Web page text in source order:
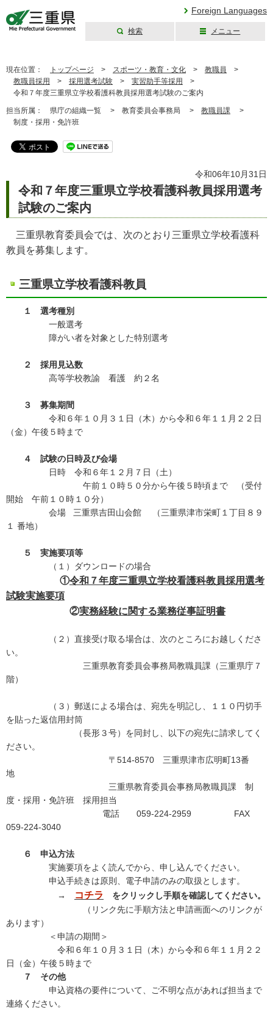
Foreign Languages
検索 メニュー
現在位置： トップページ > スポーツ・教育・文化 > 教職員 >
教職員採用
> 採用選考試験 > 実習助手等採用
>
令和７年度三重県立学校看護科教員採用選考試験のご案内
担当所属： 県庁の組織一覧 > 教育委員会事務局 > 教職員課 >
制度・採用・免許班
令和06年10月31日
令和７年度三重県立学校看護科教員採用選考
試験のご案内
三重県教育委員会では、次のとおり三重県立学校看護科
教員を募集します。
三重県立学校看護科教員
１ 選考種別
一般選考
障がい者を対象とした特別選考
２ 採用見込数
高等学校教諭 看護 約２名
３ 募集期間
令和６年１０月３１日（木）から令和６年１１月２２日
（金）午後５時まで
４ 試験の日時及び会場
日時 令和６年１２月７日（土）
午前１０時５０分から午後５時頃まで （受付
開始 午前１０時１０分）
会場 三重県吉田山会館 （三重県津市栄町１丁目８９
１ 番地）
５ 実施要項等
（１）ダウンロードの場合
①令和７年度三重県立学校看護科教員採用選考
試験実施要項
②実務経験に関する業務従事証明書
（２）直接受け取る場合は、次のところにお越しくださ
い。
三重県教育委員会事務局教職員課（三重県庁７
階）
（３）郵送による場合は、宛先を明記し、１１０円切手
を貼った返信用封筒
（長形３号）を同封し、以下の宛先に請求してく
ださい。
〒514-8570 三重県津市広明町13番
地
三重県教育委員会事務局教職員課 制
度・採用・免許班 採用担当
電話 059-224-2959 FAX
059-224-3040
６ 申込方法
実施要項をよく読んでから、申し込んでください。
申込手続きは原則、電子申請のみの取扱とします。
→
コチラ
をクリックし手順を確認してください。
（リンク先に手順方法と申請画面へのリンクが
あります）
＜申請の期間＞
令和６年１０月３１日（木）から令和６年１１月２２
日（金）午後５時まで
７ その他
申込資格の要件について、ご不明な点があれば担当まで
連絡ください。